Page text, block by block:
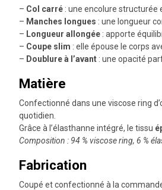
– Col carré : une encolure structurée
– Manches longues : une longueur
– Longueur allongée : apporte
– Coupe slim : elle épouse le corps
– Doublure à l’avant : une opacité
Matière
Confectionné dans une viscose ring
quotidien.
Grâce à l’élasthanne intégré, le tissu
Composition : 94 % viscose ring, 6 %
Fabrication
Coupé et confectionné à la